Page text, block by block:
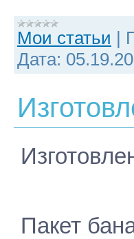
Мои статьи |
Дата:
Пакет